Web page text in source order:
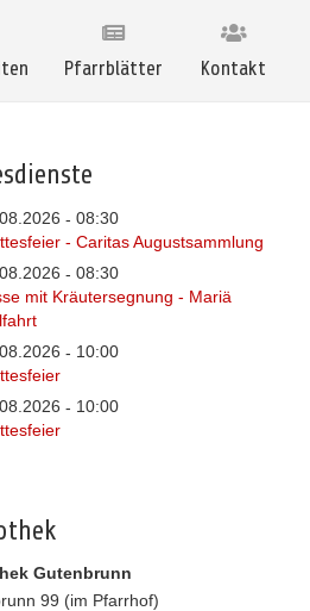
Pfarrblätter Kontakt
- 08:30
- Caritas Augustsammlung
- 08:30
mit Kräutersegnung - Mariä
- 10:00
- 10:00
Gutenbrunn
99 (im Pfarrhof)